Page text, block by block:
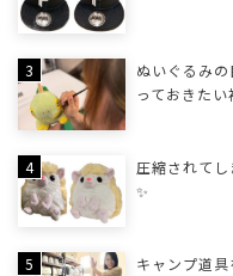
ぬいぐるみ
っておきたい
圧縮されて
✨
キャンプ道